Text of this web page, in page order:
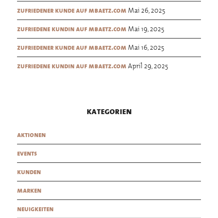
zufriedener kunde auf mbaetz.com Mai 26, 2025
zufriedene kundin auf mbaetz.com Mai 19, 2025
zufriedener kunde auf mbaetz.com Mai 16, 2025
zufriedene kundin auf mbaetz.com April 29, 2025
kategorien
aktionen
events
kunden
marken
neuigkeiten